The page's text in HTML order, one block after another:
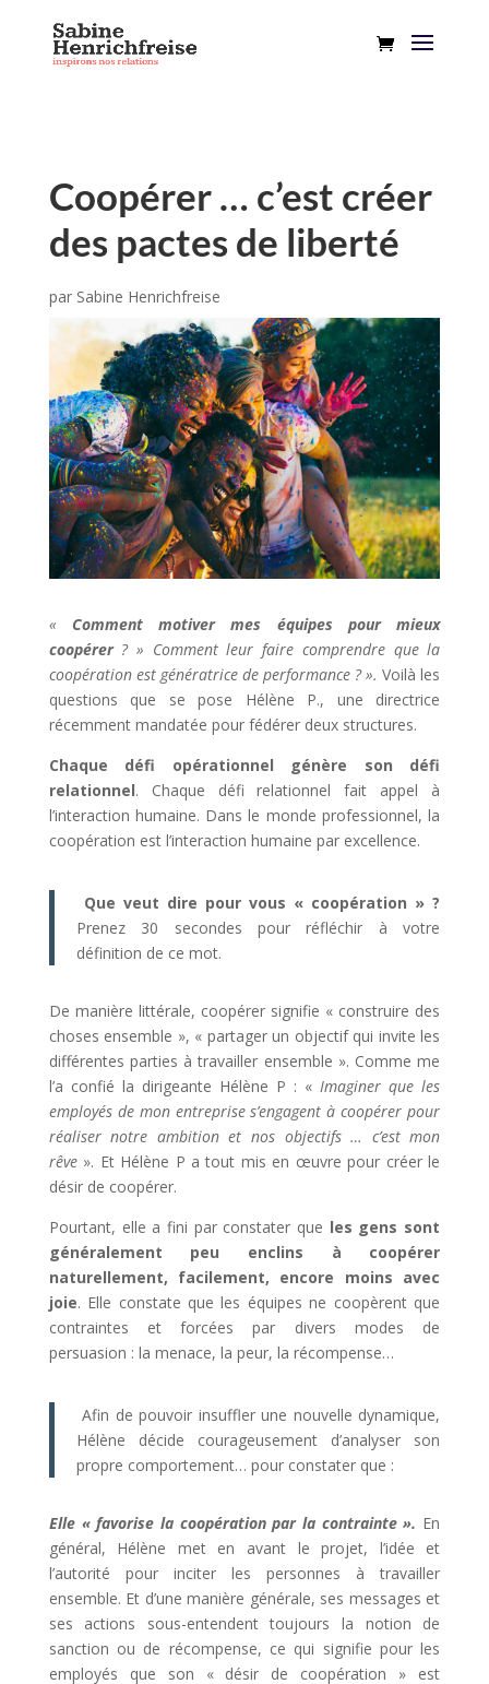
Coopérer … c’est créer
des pactes de liberté
par Sabine Henrichfreise
« Comment motiver mes équipes pour mieux
coopérer? » Comment leur faire comprendre que la
coopération est génératrice de performance ? ».Voilà les
questions que se pose Hélène P., une directrice
récemment mandatée pour fédérer deux structures.
Chaque défi opérationnel génère son défi
relationnel. Chaque défi relationnel fait appel à
l’interaction humaine. Dans le monde professionnel, la
coopération est l’interaction humaine par excellence.
Que veut dire pour vous « coopération » ?
Prenez 30 secondes pour réfléchir à votre
définition de ce mot.
De manière littérale, coopérer signifie « construire des
choses ensemble », « partager un objectif qui invite les
différentes parties à travailler ensemble ». Comme me
l’a confié la dirigeante Hélène P : «Imaginer que les
employés de mon entreprise s’engagent à coopérer pour
réaliser notre ambition et nos objectifs … c’est mon
rêve». Et Hélène P a tout mis en œuvre pour créer le
désir de coopérer.
Pourtant, elle a fini par constater que les gens sont
généralement peu enclins à coopérer
naturellement, facilement, encore moins avec
joie. Elle constate que les équipes ne coopèrent que
contraintes et forcées par divers modes de
persuasion : la menace, la peur, la récompense…
Afin de pouvoir insuffler une nouvelle dynamique,
Hélène décide courageusement d’analyser son
propre comportement… pour constater que :
Elle « favorise la coopération par la contrainte ». En
général, Hélène met en avant le projet, l’idée et
l’autorité pour inciter les personnes à travailler
ensemble. Et d’une manière générale, ses messages et
ses actions sous-entendent toujours la notion de
sanction ou de récompense, ce qui signifie pour les
employés que son « désir de coopération » est